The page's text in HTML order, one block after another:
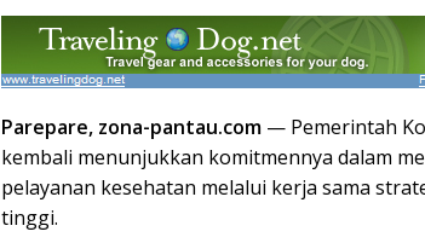
Parepare, zona-pantau.com — Pemerintah
kembali menunjukkan komitmennya dalam
pelayanan kesehatan melalui kerja sama
tinggi.